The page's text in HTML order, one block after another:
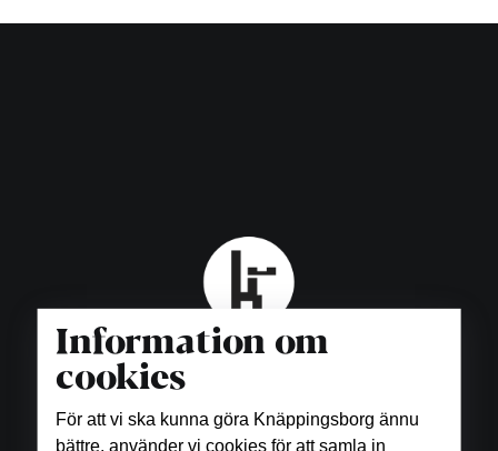
Information om
cookies
För att vi ska kunna göra Knäppingsborg ännu
bättre, använder vi cookies för att samla in